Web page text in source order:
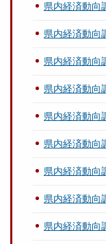
県内経済動向
県内経済動向
県内経済動向
県内経済動向
県内経済動向
県内経済動向
県内経済動向
県内経済動向
県内経済動向